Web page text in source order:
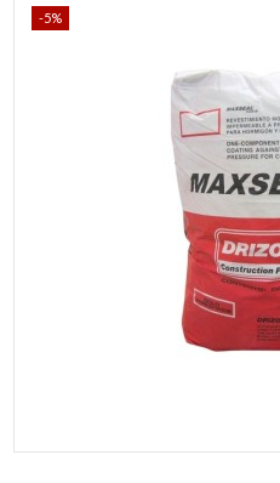
-5%